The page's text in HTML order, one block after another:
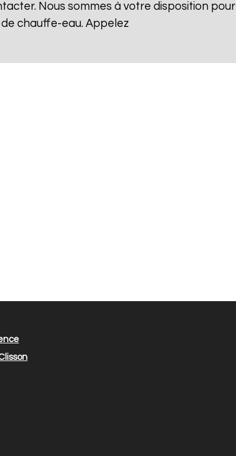
Nous sommes à votre disposition
chauffe-eau. Appelez